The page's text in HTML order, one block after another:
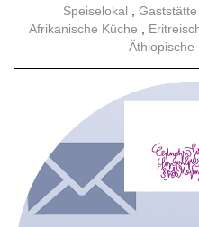
Speiselokal
Gaststätte
Afrikanische Küche
Äthiopische